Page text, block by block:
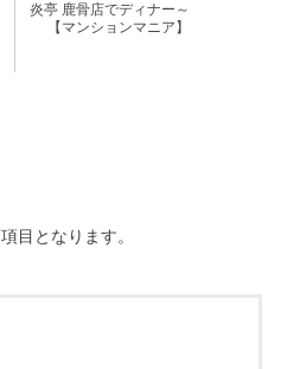
炎亭 鹿骨店でディナー～
【マンションマニア】
目となります。